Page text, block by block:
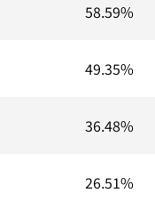
58.59%
49.35%
36.48%
26.51%